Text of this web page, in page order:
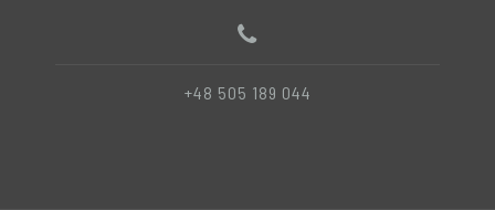
+48 505 189 044